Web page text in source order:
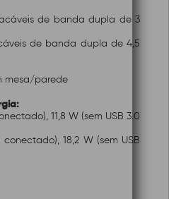
de banda dupla de 3
de banda dupla de 4,5
mesa/parede
11,8 W (sem USB 3.0
conectado), 18,2 W (sem USB